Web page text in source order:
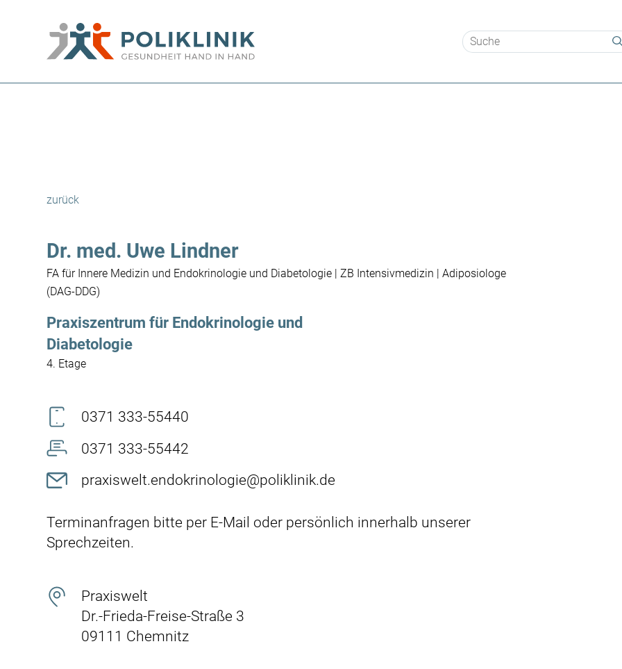
Suchbegriffe
zurück
Dr. med. Uwe Lindner
FA für Innere Medizin und Endokrinologie und Diabetologie | ZB Intensivmedizin | Adiposiologe
(DAG-DDG)
Praxiszentrum für Endokrinologie und
Diabetologie
4. Etage
0371 333-55440
0371 333-55442
praxiswelt.endokrinologie@poliklinik.de
Terminanfragen bitte per E-Mail oder persönlich innerhalb unserer
Sprechzeiten.
Praxiswelt
Dr.-Frieda-Freise-Straße 3
09111 Chemnitz